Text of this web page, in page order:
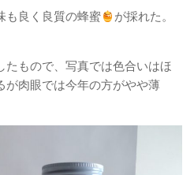
も良く良質の蜂蜜
が採れた。
たもので、写真では色合いはほ
が肉眼では今年の方がやや薄